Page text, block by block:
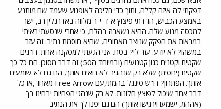
דפקתי לה איזה קללה, ותוך כדי הליכה לאופנוע שעמד שם מותנע
באמצע הכביש, הורדתי פיצוץ א-ד-י-ר מלווה באדרנלין רב, ישר
למכסה מנוע שלה. ההיא נשארה בהלם, כי אחרי שנסעתי ראיתי
במראות את הפקק שנוצר מאחוריה, שהיא חוסמת נתיב. זה עזר
במשהו? לא יודע. עזר לי? בטח. אני הגעתי למסקנה אחת. דו"גים
שקטים וקטנים כגון קטנועים (ובמיוחד ה50) זה דבר מסוכן. הם כל כך
שקטים (יחסית) שלא רק שנהגים לא רואים אותך, הם גם לא שומעים
אותך. הפתרון? דו"ש סינגל בהמתי,עם Free Arrow מאחור,או כל
דבר אחר שיכול לפוצץ חלונות. לא רק שנהגי הפחיות יבחינו בך
(אההמ, ישמעו וירגישו אותך) הם גם יפנו לך את הנתיב